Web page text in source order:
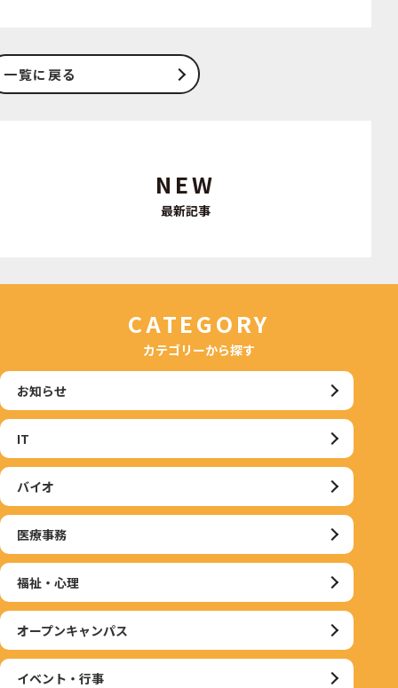
NEW
最新記事
一覧に戻る
CATEGORY
カテゴリーから探す
お知らせ
IT
バイオ
医療事務
福祉・心理
オープンキャンパス
イベント・行事